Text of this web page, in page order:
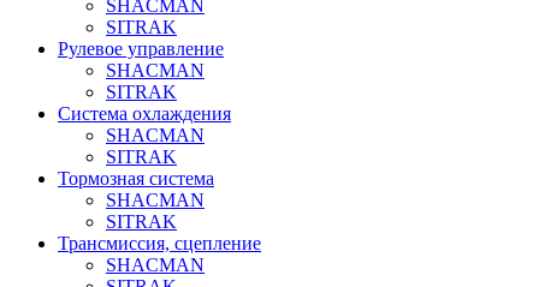
SHACMAN
SITRAK
Рулевое управление
SHACMAN
SITRAK
Система охлаждения
SHACMAN
SITRAK
Тормозная система
SHACMAN
SITRAK
Трансмиссия, сцепление
SHACMAN